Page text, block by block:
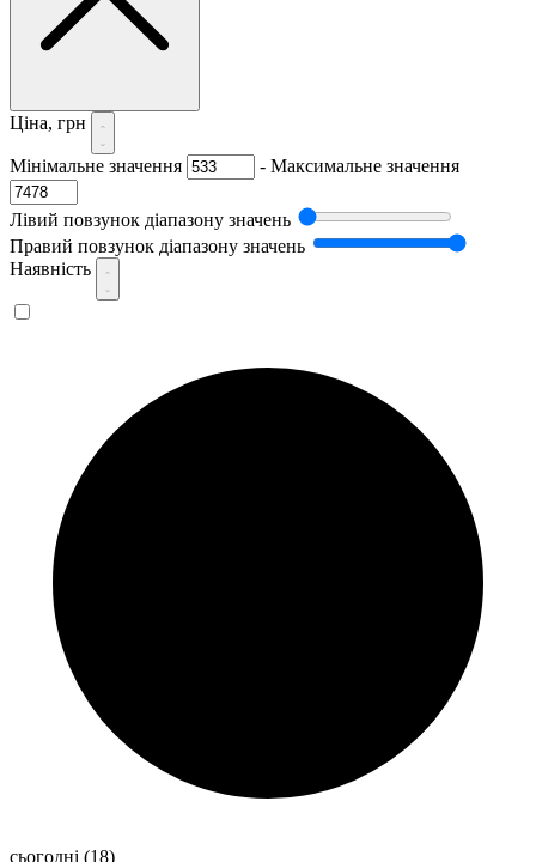
Ціна, грн
Мінімальне значення - Максимальне значення
Лівий повзунок діапазону значень
Правий повзунок діапазону значень
Наявність
сьогодні (18)